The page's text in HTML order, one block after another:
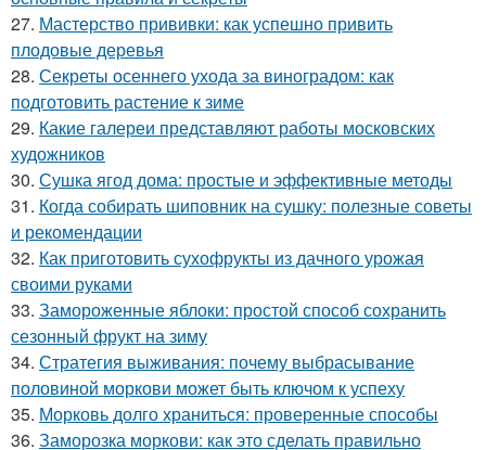
27. Мастерство прививки: как успешно привить
плодовые деревья
28. Секреты осеннего ухода за виноградом: как
подготовить растение к зиме
29. Какие галереи представляют работы московских
художников
30. Сушка ягод дома: простые и эффективные методы
31. Когда собирать шиповник на сушку: полезные советы
и рекомендации
32. Как приготовить сухофрукты из дачного урожая
своими руками
33. Замороженные яблоки: простой способ сохранить
сезонный фрукт на зиму
34. Стратегия выживания: почему выбрасывание
половиной моркови может быть ключом к успеху
35. Морковь долго храниться: проверенные способы
36. Заморозка моркови: как это сделать правильно